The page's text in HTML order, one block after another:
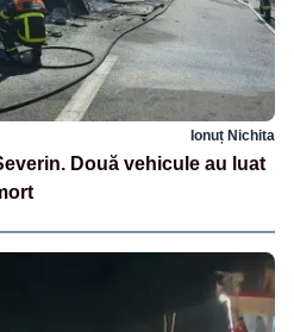
Ionuț Nichita
Două vehicule au luat